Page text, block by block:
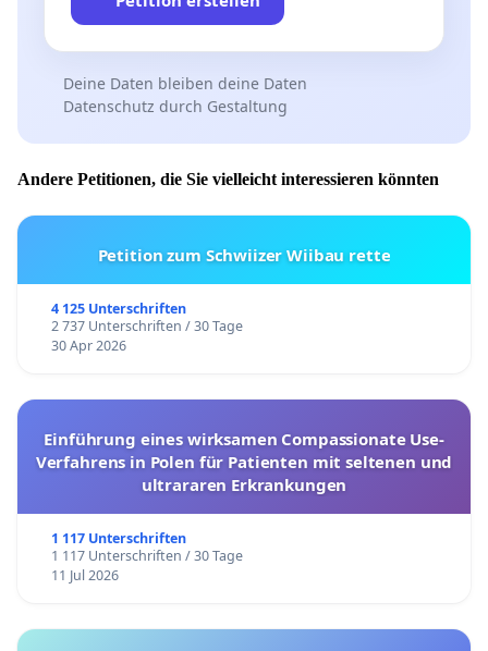
Deine Daten bleiben deine Daten
Datenschutz durch Gestaltung
Andere Petitionen, die Sie vielleicht interessieren könnten
Petition zum Schwiizer Wiibau rette
4 125 Unterschriften
2 737 Unterschriften / 30 Tage
30 Apr 2026
Einführung eines wirksamen Compassionate Use-
Verfahrens in Polen für Patienten mit seltenen und
ultrararen Erkrankungen
1 117 Unterschriften
1 117 Unterschriften / 30 Tage
11 Jul 2026